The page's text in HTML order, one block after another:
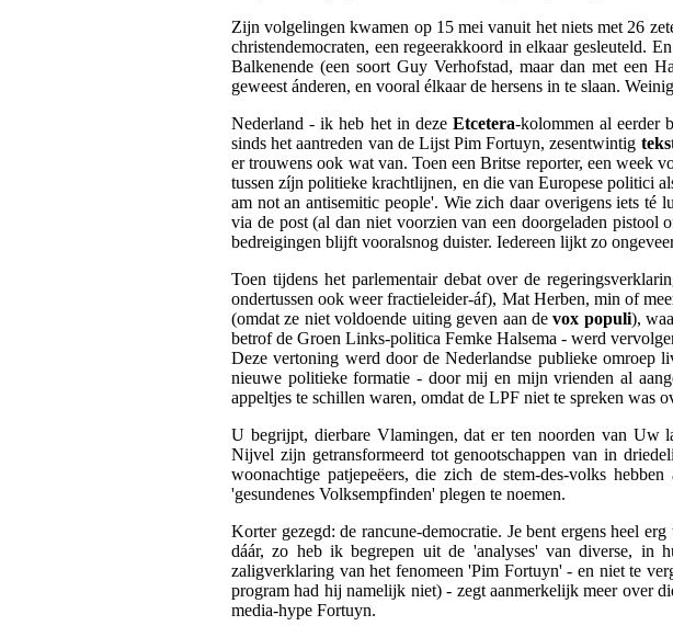
Zijn volgelingen kwamen op 15 mei vanuit het niets met 26
christendemocraten, een regeerakkoord in elkaar gesleuteld.
Balkenende (een soort Guy Verhofstad, maar dan met een
geweest ánderen, en vooral élkaar de hersens in te slaan.
Nederland - ik heb het in deze Etcetera-kolommen al eerder
sinds het aantreden van de Lijst Pim Fortuyn, zesentwintig
er trouwens ook wat van. Toen een Britse reporter, een week
tussen zíjn politieke krachtlijnen, en die van Europese politici
am not an antisemitic people'. Wie zich daar overigens iets
via de post (al dan niet voorzien van een doorgeladen pistool
bedreigingen blijft vooralsnog duister. Iedereen lijkt zo
Toen tijdens het parlementair debat over de
ondertussen ook weer fractieleider-áf), Mat Herben, min of
(omdat ze niet voldoende uiting geven aan devox populi),
betrof de Groen Links-politica Femke Halsema - werd
Deze vertoning werd door de Nederlandse publieke omroep
nieuwe politieke formatie - door mij en mijn vrienden al
appeltjes te schillen waren, omdat de LPF niet te spreken was
U begrijpt, dierbare Vlamingen, dat er ten noorden van Uw
Nijvel zijn getransformeerd tot genootschappen van in
woonachtige patjepeëers, die zich de stem-des-volks
'gesundenes Volksempfinden' plegen te noemen.
Korter gezegd: de rancune-democratie. Je bent ergens heel
dáár, zo heb ik begrepen uit de 'analyses' van diverse, in
zaligverklaring van het fenomeen 'Pim Fortuyn' - en niet te
program had hij namelijk niet) - zegt aanmerkelijk meer over
media-hype Fortuyn.